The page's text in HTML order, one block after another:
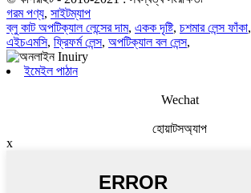
গরম পণ্য, সাইটম্যাপ
ব্লু কাট অপটিক্যাল লেন্সের দাম, একক দৃষ্টি, চশমার লেন্স ফাঁকা,
এইচএমসি, ফ্রিফর্ম লেন্স, অপটিক্যাল বল লেন্স,
ইমেইল পাঠান
Wechat
হোয়াটসঅ্যাপ
x